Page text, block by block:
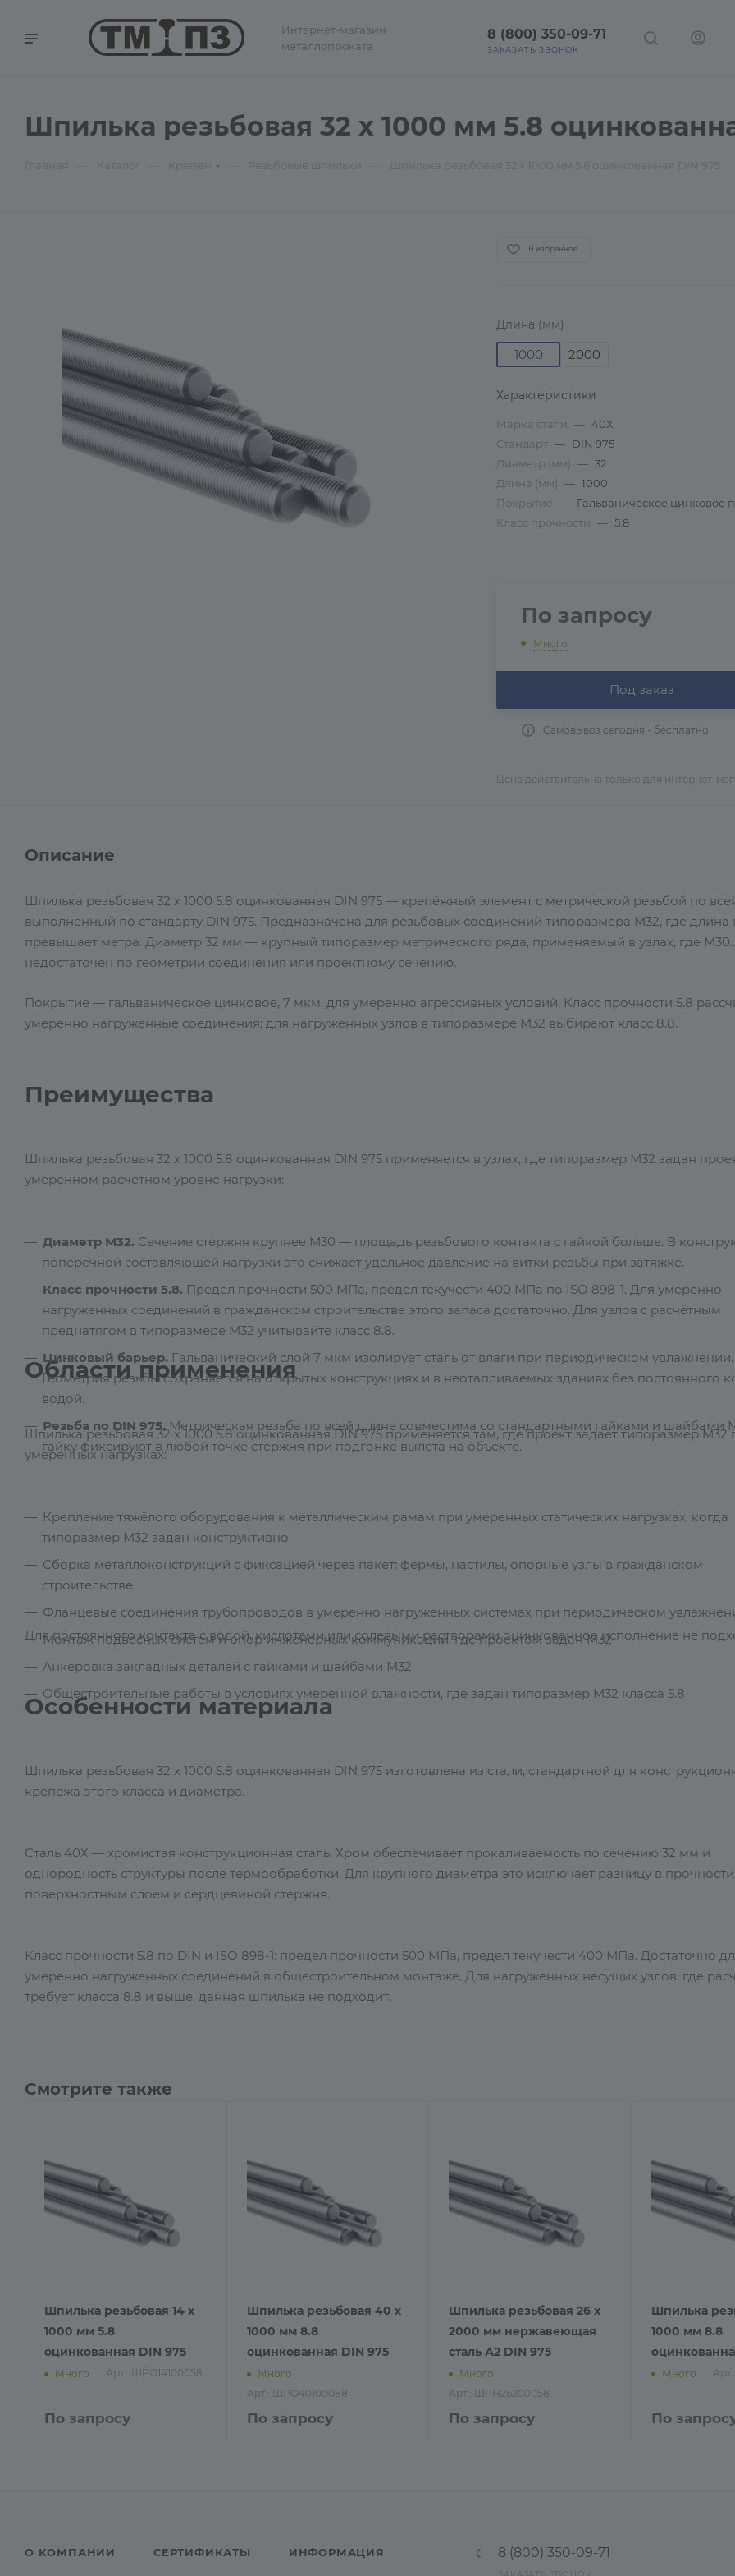
Интернет-магазин
металлопроката
8 (800) 350-09-71
ЗАКАЗАТЬ ЗВОНОК
Шпилька резьбовая 32 х 1000 мм 5.8
В избранное
Длина (мм)
1000 2000
Характеристики
Марка стали — 40Х
Стандарт — DIN 975
Диаметр (мм) — 32
Длина (мм) — 1000
Покрытие — Гальваническое цинковое
Класс прочности
— 5.8
По запросу
Много
Под заказ
Самовывоз сегодня - бесплатно
Цена действительна только для интернет-
Описание
Шпилька резьбовая 32 х 1000 5.8 оцинкованная DIN 975 — крепёжный элемент с метрической резьбой по
выполненный по стандарту DIN 975. Предназначена для резьбовых соединений типоразмера М32, где длина
превышает метра. Диаметр 32 мм — крупный типоразмер метрического ряда, применяемый в узлах, где М30
недостаточен по геометрии соединения или проектному сечению.
Покрытие — гальваническое цинковое, 7 мкм, для умеренно агрессивных условий. Класс прочности 5.8
умеренно нагруженные соединения; для нагруженных узлов в типоразмере М32 выбирают класс 8.8.
Преимущества
Шпилька резьбовая 32 х 1000 5.8 оцинкованная DIN 975 применяется в узлах, где типоразмер М32 задан
умеренном расчётном уровне нагрузки:
Диаметр М32. Сечение стержня крупнее М30 — площадь резьбового контакта с гайкой больше. В
поперечной составляющей нагрузки это снижает удельное давление на витки резьбы при затяжке.
Класс прочности 5.8. Предел прочности 500 МПа, предел текучести 400 МПа по ISO 898-1. Для умеренно
нагруженных соединений в гражданском строительстве этого запаса достаточно. Для узлов с расчётным
преднатягом в типоразмере М32 учитывайте класс 8.8.
Цинковый барьер. Гальванический слой 7 мкм изолирует сталь от влаги при периодическом увлажнении.
Геометрия резьбы сохраняется на открытых конструкциях и в неотапливаемых зданиях без постоянного
водой.
Резьба по DIN 975.Метрическая резьба по всей длине совместима со стандартными гайками и шайбами
гайку фиксируют в любой точке стержня при подгонке вылета на объекте.
Области применения
Шпилька резьбовая 32 х 1000 5.8 оцинкованная DIN 975 применяется там, где проект задаёт типоразмер М32
умеренных нагрузках:
Крепление тяжёлого оборудования к металлическим рамам при умеренных статических нагрузках, когда
типоразмер М32 задан конструктивно
Сборка металлоконструкций с фиксацией через пакет: фермы, настилы, опорные узлы в гражданском
строительстве
Фланцевые соединения трубопроводов в умеренно нагруженных системах при периодическом
Монтаж подвесных систем и опор инженерных коммуникаций, где проектом задан М32
Анкеровка закладных деталей с гайками и шайбами М32
Общестроительные работы в условиях умеренной влажности, где задан типоразмер М32 класса 5.8
Для постоянного контакта с водой, кислотами или солевыми растворами оцинкованное исполнение не
Особенности материала
Шпилька резьбовая 32 х 1000 5.8 оцинкованная DIN 975 изготовлена из стали, стандартной для
крепежа этого класса и диаметра.
Сталь 40Х — хромистая конструкционная сталь. Хром обеспечивает прокаливаемость по сечению 32 мм и
однородность структуры после термообработки. Для крупного диаметра это исключает разницу в
поверхностным слоем и сердцевиной стержня.
Класс прочности 5.8 по DIN и ISO 898-1: предел прочности 500 МПа, предел текучести 400 МПа. Достаточно
умеренно нагруженных соединений в общестроительном монтаже. Для нагруженных несущих узлов, где
требует класса 8.8 и выше, данная шпилька не подходит.
Смотрите также
Шпилька резьбовая 14 х
1000 мм 5.8
оцинкованная DIN 975
Много Арт.: ШРО14100058
По запросу
Шпилька резьбовая 40 х
1000 мм 8.8
оцинкованная DIN 975
Много
Арт.: ШРО40100088
По запросу
Шпилька резьбовая 26 х
2000 мм нержавеющая
сталь А2 DIN 975
Много
Арт.: ШРН26200058
По запросу
Шпилька
1000 мм 8.8
Много
По
О КОМПАНИИ СЕРТИФИКАТЫ ИНФОРМАЦИЯ 8 (800) 350-09-71